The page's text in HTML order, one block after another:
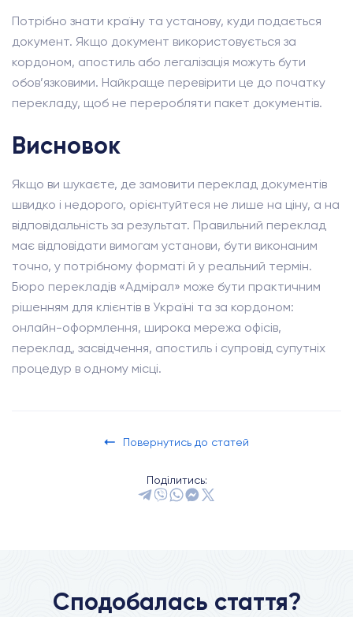
Потрібно знати країну та установу, куди подається
документ. Якщо документ використовується за
кордоном, апостиль або легалізація можуть бути
обов’язковими. Найкраще перевірити це до початку
перекладу, щоб не переробляти пакет документів.
Висновок
Якщо ви шукаєте, де замовити переклад документів
швидко і недорого, орієнтуйтеся не лише на ціну, а на
відповідальність за результат. Правильний переклад
має відповідати вимогам установи, бути виконаним
точно, у потрібному форматі й у реальний термін.
Бюро перекладів «Адмірал» може бути практичним
рішенням для клієнтів в Україні та за кордоном:
онлайн-оформлення, широка мережа офісів,
переклад, засвідчення, апостиль і супровід супутніх
процедур в одному місці.
Повернутись до статей
Поділитись:
Сподобалась стаття?